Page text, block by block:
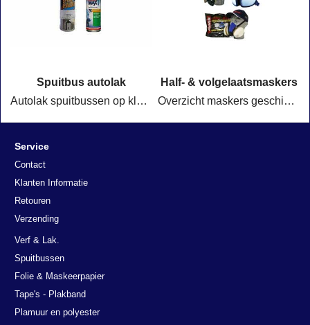
Spuitbus autolak
Autolak spuitbussen op kleur voor het herstellen van lakschade aan auto's, motoren en scooters. Ideaal voor spotrepair en kleine lakreparaties.
Half- & volgelaatsmaskers
Overzicht maskers geschikt voor spuitwerkzaamheden @ Valo.nl
Service
Contact
Klanten Informatie
Retouren
Verzending
Verf & Lak.
Spuitbussen
Folie & Maskeerpapier
Tape's - Plakband
Plamuur en polyester